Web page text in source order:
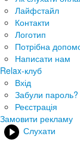
Лайфстайл
Контакти
Логотип
Потрібна
Написати нам
Relax-клуб
Вхід
Забули пароль?
Реєстрація
Замовити рекламу
Слухати